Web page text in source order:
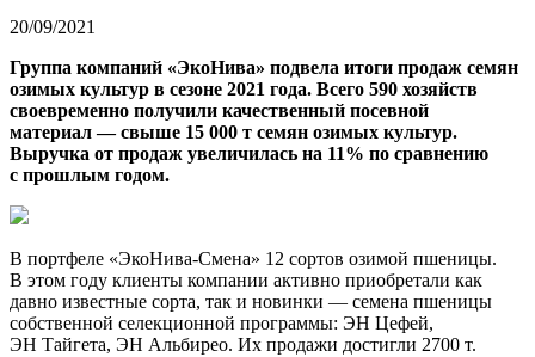
20/09/2021
Группа компаний «ЭкоНива» подвела итоги продаж семян
озимых культур в сезоне 2021 года. Всего 590 хозяйств
своевременно получили качественный посевной
материал — свыше 15 000 т семян озимых культур.
Выручка от продаж увеличилась на 11% по сравнению
с прошлым годом.
В портфеле «ЭкоНива-Смена» 12 сортов озимой пшеницы.
В этом году клиенты компании активно приобретали как
давно известные сорта, так и новинки — семена пшеницы
собственной селекционной программы: ЭН Цефей,
ЭН Тайгета, ЭН Альбирео. Их продажи достигли 2700 т.